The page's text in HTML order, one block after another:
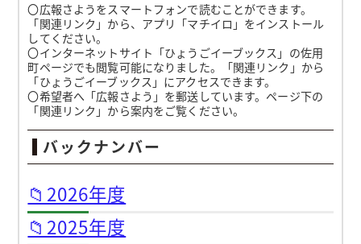
〇広報さようをスマートフォンで読むことができます。
「関連リンク」から、アプリ「マチイロ」をインストール
してください。
〇インターネットサイト「ひょうごイーブックス」の佐用
町ページでも閲覧可能になりました。「関連リンク」から
「ひょうごイーブックス」にアクセスできます。
〇希望者へ「広報さよう」を郵送しています。ページ下の
「関連リンク」から案内をご覧ください。
バックナンバー
📁2026年度
📁2025年度